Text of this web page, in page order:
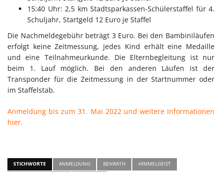
15:40 Uhr: 2,5 km Stadtsparkassen-Schülerstaffel für 4.
Schuljahr, Startgeld 12 Euro je Staffel
Die Nachmeldegebühr beträgt 3 Euro. Bei den Bambiniläufen
erfolgt keine Zeitmessung, jedes Kind erhält eine Medaille
und eine Teilnahmeurkunde. Die Elternbegleitung ist nur
beim 1. Lauf möglich. Bei den anderen Läufen ist der
Transponder für die Zeitmessung in der Startnummer oder
im Staffelstab.
Anmeldung bis zum 31. Mai 2022 und weitere Informationen
hier.
STICHWORTE ANMELDUNG BENRATH HIMMELGEIST